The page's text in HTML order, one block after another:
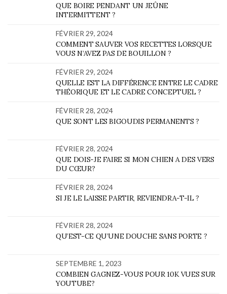
QUE BOIRE PENDANT UN JEÛNE
INTERMITTENT ?
FÉVRIER 29, 2024
COMMENT SAUVER VOS RECETTES LORSQUE
VOUS N’AVEZ PAS DE BOUILLON ?
FÉVRIER 29, 2024
QUELLE EST LA DIFFÉRENCE ENTRE LE CADRE
THÉORIQUE ET LE CADRE CONCEPTUEL ?
FÉVRIER 28, 2024
QUE SONT LES BIGOUDIS PERMANENTS ?
FÉVRIER 28, 2024
QUE DOIS-JE FAIRE SI MON CHIEN A DES VERS
DU CŒUR?
FÉVRIER 28, 2024
SI JE LE LAISSE PARTIR, REVIENDRA-T-IL ?
FÉVRIER 28, 2024
QU’EST-CE QU’UNE DOUCHE SANS PORTE ?
SEPTEMBRE 1, 2023
COMBIEN GAGNEZ-VOUS POUR 10K VUES SUR
YOUTUBE?